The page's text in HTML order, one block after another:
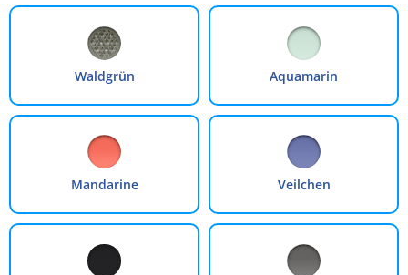
Waldgrün Aquamarin
Mandarine Veilchen